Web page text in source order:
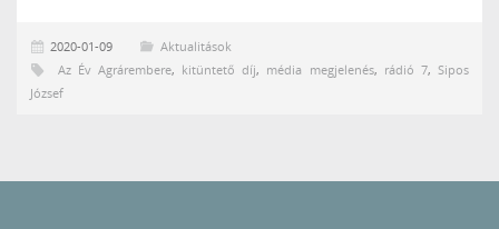
2020-01-09
Aktualitások
Az Év Agrárembere, kitüntető díj, média megjelenés, rádió 7, Sipos
József